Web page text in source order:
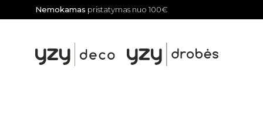
Nemokamas pristatymas nuo 100€